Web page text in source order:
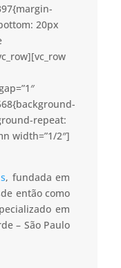
20px
repeat:
width=”1/2″]
, fundada em
então como
em
– São Paulo